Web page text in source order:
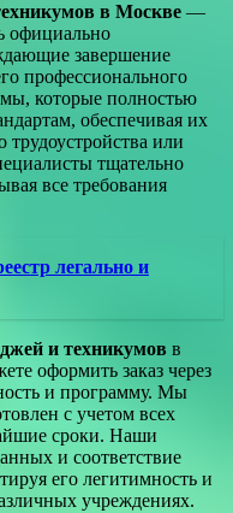
в Москве —
официально
завершение
профессионального
которые полностью
обеспечивая их
или
тщательно
все требования
легально и
и техникумов в
оформить заказ через
и программу. Мы
с учетом всех
сроки. Наши
и соответствие
его легитимность и
учреждениях.